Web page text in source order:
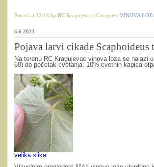
Posted at 12:14 by RC Kragujevac | Category: VINOVA
6.6.2023
Pojava larvi cikade Scaphoideus
Na terenu RC Kragujevac vinova loza se nalazi
60) do početak cvetanja: 10% cvetnih kapica
velika slika